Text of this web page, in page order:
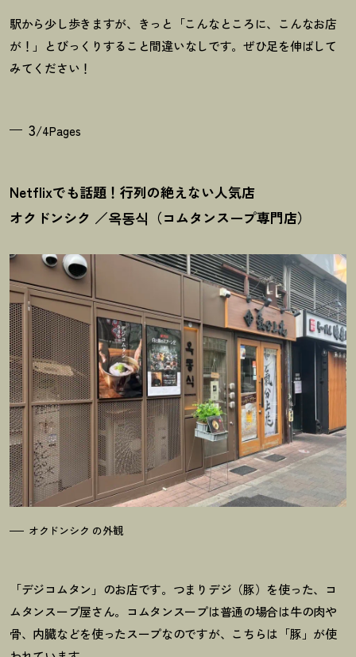
駅から少し歩きますが、きっと「こんなところに、こんなお店
が ！ 」とびっくりすること間違いなしです。ぜひ足を伸ばして
みてください ！
3/4Pages
Netflixでも話題 ！ 行列の絶えない人気店
オクドンシク ／옥동식（コムタンスープ専門店）
オクドンシク の外観
「デジコムタン」のお店です。つまりデジ（豚）を使った、コ
ムタンスープ屋さん。コムタンスープは普通の場合は牛の肉や
骨、内臓などを使ったスープなのですが、こちらは「豚」が使